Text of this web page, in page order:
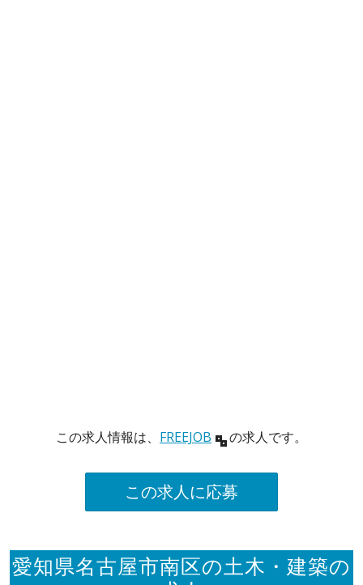
この求人情報は、 FREEJOB の求人です。
この求人に応募
愛知県名古屋市南区の土木・建築の